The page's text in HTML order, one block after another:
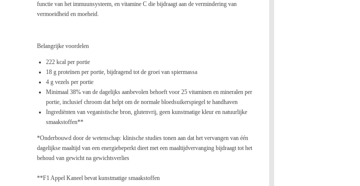
functie van het immuunsysteem, en vitamine C die bijdraagt ​​aan de vermindering van
vermoeidheid en moeheid.
Belangrijke voordelen
222 kcal per portie
18 g proteïnen per portie, bijdragend tot de groei van spiermassa
4 g vezels per portie
Minimaal 38% van de dagelijks aanbevolen behoeft voor 25 vitaminen en mineralen per
portie, inclusief chroom dat helpt om de normale bloedsuikerspiegel te handhaven
Ingrediënten van veganistische bron, glutenvrij, geen kunstmatige kleur en natuurlijke
smaakstoffen**
*Onderbouwd door de wetenschap: klinische studies tonen aan dat het vervangen van één
dagelijkse maaltijd van een energiebeperkt dieet met een maaltijdvervanging bijdraagt ​​tot het
behoud van gewicht na gewichtsverlies
**F1 Appel Kaneel bevat kunstmatige smaakstoffen